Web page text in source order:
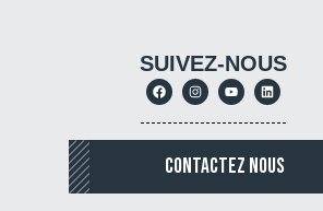
SUIVEZ-NOUS
CONTACTEZ NOUS